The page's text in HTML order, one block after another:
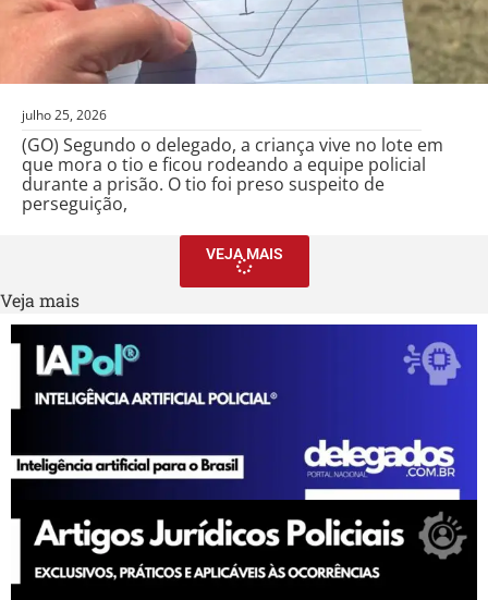
julho 25, 2026
(GO) Segundo o delegado, a criança vive no lote em
que mora o tio e ficou rodeando a equipe policial
durante a prisão. O tio foi preso suspeito de
perseguição,
VEJA MAIS
Veja mais